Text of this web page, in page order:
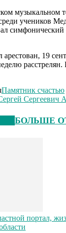
музыкальном
среди учеников
симфонический
19
Памятник счастью
Сергеевич
БОЛЬШЕ
портал,